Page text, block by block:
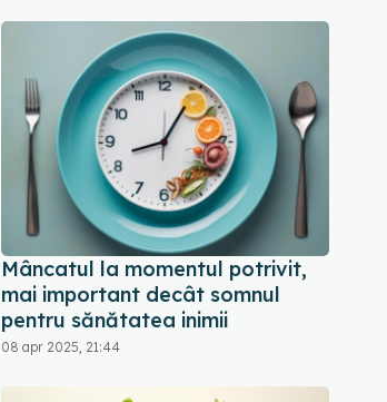
Mâncatul la momentul potrivit,
mai important decât somnul
pentru sănătatea inimii
08 apr 2025, 21:44